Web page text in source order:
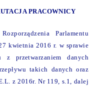
PRACOWNICY
Parlamentu
kwietnia 2016 r. w sprawie
przetwarzaniem danych
takich danych oraz
z 2016r. Nr 119, s.1, dalej